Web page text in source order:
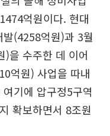
억원이다. 현대
(4258억원)과 3월
)을 수주한 데 이어
억원) 사업을 따내
기에 압구정5구역
확보하면서 8조원